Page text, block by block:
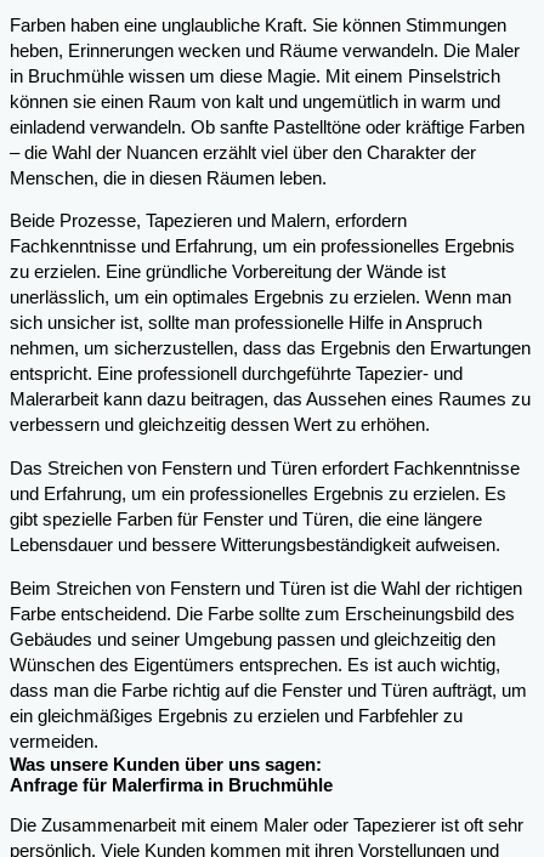
Farben haben eine unglaubliche Kraft. Sie können Stimmungen
heben, Erinnerungen wecken und Räume verwandeln. Die Maler
in Bruchmühle wissen um diese Magie. Mit einem Pinselstrich
können sie einen Raum von kalt und ungemütlich in warm und
einladend verwandeln. Ob sanfte Pastelltöne oder kräftige Farben
– die Wahl der Nuancen erzählt viel über den Charakter der
Menschen, die in diesen Räumen leben.
Beide Prozesse, Tapezieren und Malern, erfordern
Fachkenntnisse und Erfahrung, um ein professionelles Ergebnis
zu erzielen. Eine gründliche Vorbereitung der Wände ist
unerlässlich, um ein optimales Ergebnis zu erzielen. Wenn man
sich unsicher ist, sollte man professionelle Hilfe in Anspruch
nehmen, um sicherzustellen, dass das Ergebnis den Erwartungen
entspricht. Eine professionell durchgeführte Tapezier- und
Malerarbeit kann dazu beitragen, das Aussehen eines Raumes zu
verbessern und gleichzeitig dessen Wert zu erhöhen.
Das Streichen von Fenstern und Türen erfordert Fachkenntnisse
und Erfahrung, um ein professionelles Ergebnis zu erzielen. Es
gibt spezielle Farben für Fenster und Türen, die eine längere
Lebensdauer und bessere Witterungsbeständigkeit aufweisen.
Beim Streichen von Fenstern und Türen ist die Wahl der richtigen
Farbe entscheidend. Die Farbe sollte zum Erscheinungsbild des
Gebäudes und seiner Umgebung passen und gleichzeitig den
Wünschen des Eigentümers entsprechen. Es ist auch wichtig,
dass man die Farbe richtig auf die Fenster und Türen aufträgt, um
ein gleichmäßiges Ergebnis zu erzielen und Farbfehler zu
vermeiden.
Was unsere Kunden über uns sagen:
Anfrage für Malerfirma in Bruchmühle
Die Zusammenarbeit mit einem Maler oder Tapezierer ist oft sehr
persönlich. Viele Kunden kommen mit ihren Vorstellungen und